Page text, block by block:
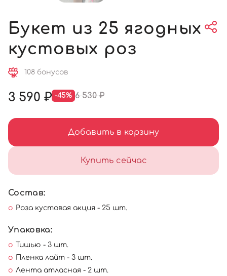
Букет из 25 ягодных
кустовых роз
108 бонусов
3 590 ₽ -45% 6 530 ₽
Добавить в корзину
Купить сейчас
Состав:
Роза кустовая акция - 25 шт.
Упаковка:
Тишью - 3 шт.
Пленка лайт - 3 шт.
Лента атласная - 2 шт.